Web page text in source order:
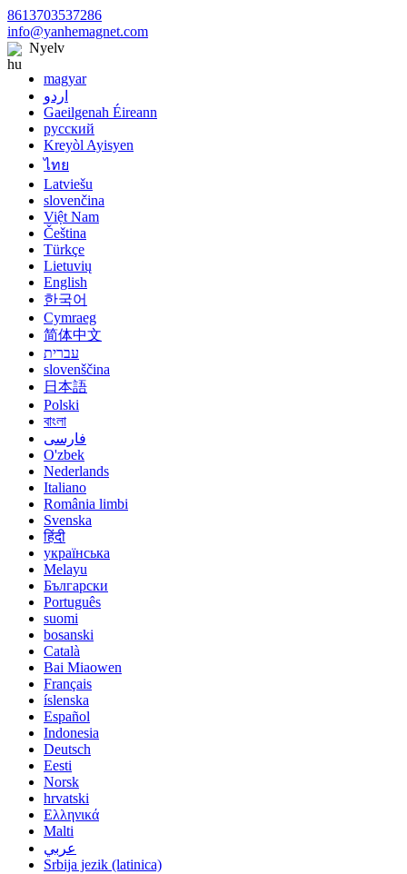
8613703537286
info@yanhemagnet.com
Nyelv
magyar
اردو
Gaeilgenah Éireann
русский
Kreyòl Ayisyen
ไทย
Latviešu
slovenčina
Việt Nam
Čeština
Türkçe
Lietuvių
English
한국어
Cymraeg
简体中文
עברית
slovenščina
日本語
Polski
বাংলা
فارسی
O'zbek
Nederlands
Italiano
România limbi
Svenska
हिंदी
українська
Melayu
Български
Português
suomi
bosanski
Català
Bai Miaowen
Français
íslenska
Español
Indonesia
Deutsch
Eesti
Norsk
hrvatski
Ελληνικά
Malti
عربي
Srbija jezik (latinica)